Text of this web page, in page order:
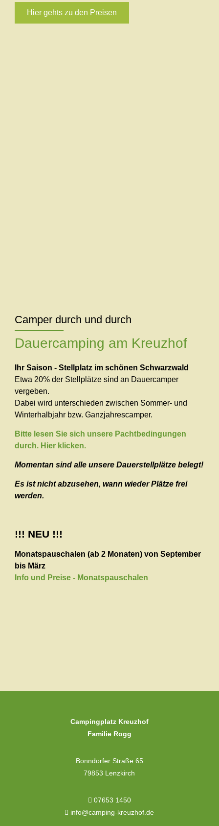
Hier gehts zu den Preisen
Camper durch und durch
Dauercamping am Kreuzhof
Ihr Saison - Stellplatz im schönen Schwarzwald
Etwa 20% der Stellplätze sind an Dauercamper
vergeben.
Dabei wird unterschieden zwischen Sommer- und
Winterhalbjahr bzw. Ganzjahrescamper.
Bitte lesen Sie sich unsere Pachtbedingungen
durch. Hier klicken.
Momentan sind alle unsere Dauerstellplätze belegt!
Es ist nicht abzusehen, wann wieder Plätze frei
werden.
!!! NEU !!!
Monatspauschalen (ab 2 Monaten) von September
bis März
Info und Preise - Monatspauschalen
Campingplatz Kreuzhof
Familie Rogg
Bonndorfer Straße 65
79853 Lenzkirch
07653 1450
info@camping-kreuzhof.de